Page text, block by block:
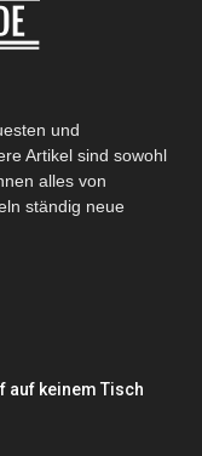
und
Artikel sind sowohl
alles von
ständig neue
auf keinem Tisch